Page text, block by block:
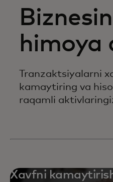
himoya
Tranzaktsiyalarni
kamaytiring va
raqamli
Xavfni